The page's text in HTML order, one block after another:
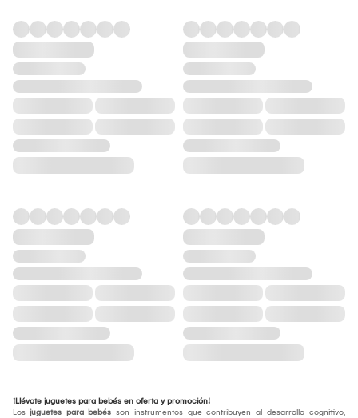
¡Llévate juguetes para bebés en oferta y promoción!
Los juguetes para bebés son instrumentos que contribuyen al desarrollo cognitivo,